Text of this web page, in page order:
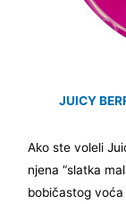
JUICY
Ako ste voleli
njena “slatka
bobičastog